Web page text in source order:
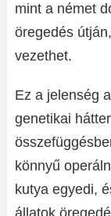
mint a német
öregedés
vezethet.
Ez a jelenség
genetikai
könnyű
kutya egyedi,